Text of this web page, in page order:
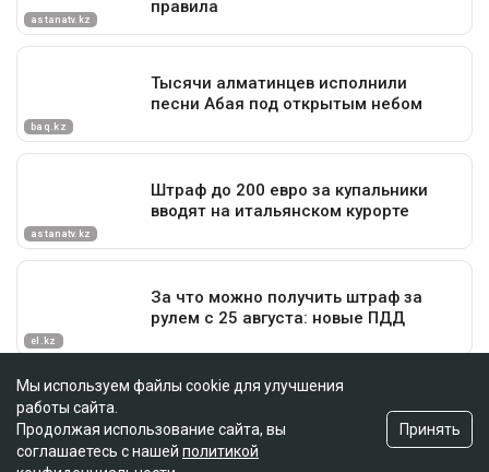
Мы используем файлы cookie для улучшения
работы сайта.
Продолжая использование сайта, вы
соглашаетесь с нашей политикой
Принять